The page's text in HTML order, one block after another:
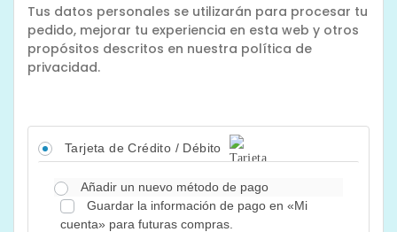
Tus datos personales se utilizarán para procesar tu
pedido, mejorar tu experiencia en esta web y otros
propósitos descritos en nuestra política de
privacidad.
Tarjeta de Crédito / Débito
Añadir un nuevo método de pago
Guardar la información de pago en «Mi
cuenta» para futuras compras.